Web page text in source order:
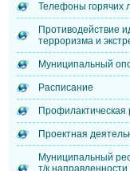
Телефоны горячих
Противодействие
терроризма и
Муниципальный
Расписание
Профилактическая
Проектная
Муниципальный
т/к